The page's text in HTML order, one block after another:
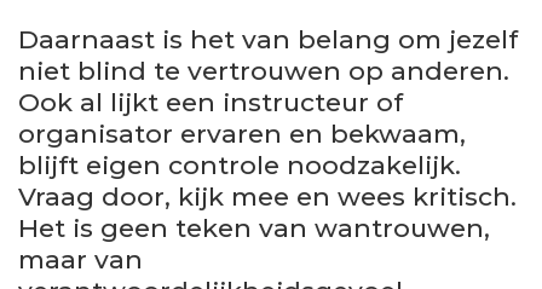
Daarnaast is het van belang om jezelf
niet blind te vertrouwen op anderen.
Ook al lijkt een instructeur of
organisator ervaren en bekwaam,
blijft eigen controle noodzakelijk.
Vraag door, kijk mee en wees kritisch.
Het is geen teken van wantrouwen,
maar van